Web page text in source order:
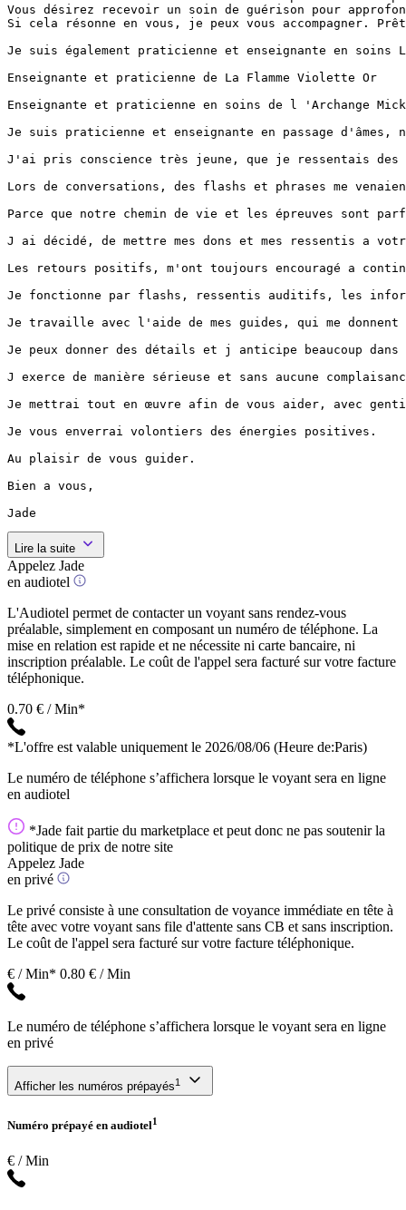
Vous désirez recevoir un soin de guérison pour
Si cela résonne en vous, je peux vous accompagner.
Je suis également praticienne et enseignante en
Enseignante et praticienne de La Flamme Violette Or
Enseignante et praticienne en soins de l 'Archange
Je suis praticienne et enseignante en passage d'âmes,
J'ai pris conscience très jeune, que je ressentais des
Lors de conversations, des flashs et phrases me
Parce que notre chemin de vie et les épreuves sont
J ai décidé, de mettre mes dons et mes ressentis a
Les retours positifs, m'ont toujours encouragé a
Je fonctionne par flashs, ressentis auditifs, les
Je travaille avec l'aide de mes guides, qui me
Je peux donner des détails et j anticipe beaucoup
J exerce de manière sérieuse et sans aucune
Je mettrai tout en œuvre afin de vous aider, avec
Je vous enverrai volontiers des énergies positives.
Au plaisir de vous guider.
Bien a vous,
Jade
Lire la suite
Appelez Jade
en audiotel
L'Audiotel permet de contacter un voyant sans rendez-vous
préalable, simplement en composant un numéro de téléphone. La
mise en relation est rapide et ne nécessite ni carte bancaire, ni
inscription préalable. Le coût de l'appel sera facturé sur votre facture
téléphonique.
0.70 € / Min*
*L'offre est valable uniquement le 2026/08/06 (Heure de:Paris)
Le numéro de téléphone s’affichera lorsque le voyant sera en ligne
en audiotel
*Jade fait partie du marketplace et peut donc ne pas soutenir la
politique de prix de notre site
Appelez Jade
en privé
Le privé consiste à une consultation de voyance immédiate en tête à
tête avec votre voyant sans file d'attente sans CB et sans inscription.
Le coût de l'appel sera facturé sur votre facture téléphonique.
€ / Min* 0.80 € / Min
Le numéro de téléphone s’affichera lorsque le voyant sera en ligne
en privé
Afficher les numéros prépayés1
Numéro prépayé en audiotel1
€ / Min